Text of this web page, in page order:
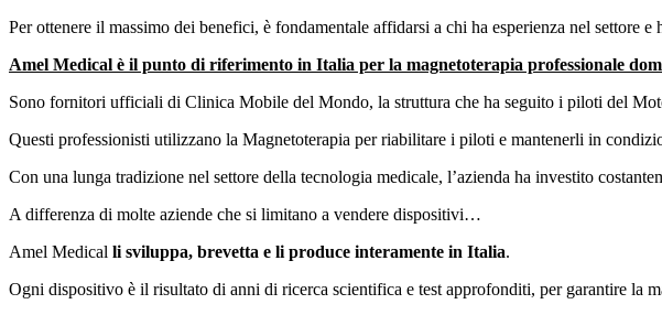
Per ottenere il massimo dei benefici, è fondamentale affidarsi a chi ha esperienza nel settore
Amel Medical è il punto di riferimento in Italia per la magnetoterapia professionale
Sono fornitori ufficiali di Clinica Mobile del Mondo, la struttura che ha seguito i piloti del
Questi professionisti utilizzano la Magnetoterapia per riabilitare i piloti e mantenerli in
Con una lunga tradizione nel settore della tecnologia medicale, l’azienda ha investito
A differenza di molte aziende che si limitano a vendere dispositivi…
Amel Medical li sviluppa, brevetta e li produce interamente in Italia.
Ogni dispositivo è il risultato di anni di ricerca scientifica e test approfonditi, per garantire la